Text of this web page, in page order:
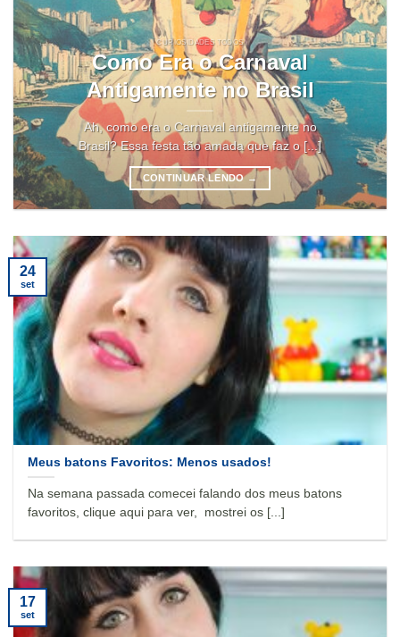
CURIOSIDADES TODOS
Como Era o Carnaval
Antigamente no Brasil
Ah, como era o Carnaval antigamente no
Brasil? Essa festa tão amada que faz o [...]
CONTINUAR LENDO→
Meus batons Favoritos: Menos usados!
Na semana passada comecei falando dos meus batons
favoritos, clique aqui para ver, mostrei os [...]
24
set
17
set